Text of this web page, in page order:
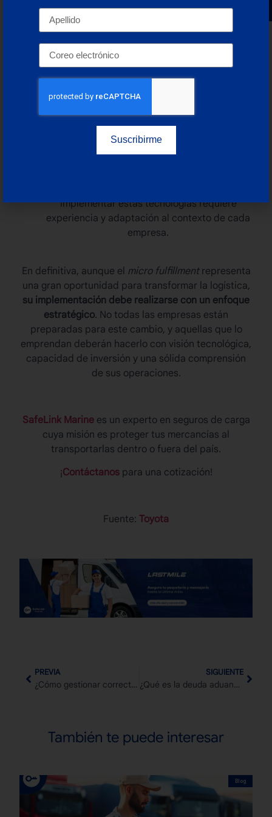
correcto para un MFC es decisivo. La
ubicación debe estar lo suficientemente cerca
del consumidor para reducir la última milla,
pero también debe ser accesible, rentable y
su efectividad con el tiempo.
Necesidad de automatización adecuada.
, transportadores, software WMS e
implementar estas tecnologías requiere
experiencia y adaptación al contexto de cada
empresa.
En definitiva, aunque el micro fulfillmentrepresenta
una gran oportunidad para transformar la logística,
su implementación debe realizarse con un enfoque
estratégico. No todas las empresas están
preparadas para este cambio, y aquellas que lo
emprendan deberán hacerlo con visión tecnológica,
capacidad de inversión y una sólida comprensión
de sus operaciones.
SafeLink Marinees un experto en seguros de carga
cuya misión es proteger tus mercancías al
transportarlas dentro o fuera del país.
¡Contáctanospara una cotización!
Fuente: Toyota
PREVIA
¿Cómo gestionar correctamente tus inventarios en tránsito para evitar pérdidas logísticas?
SIGUIENTE
¿Qué es la deuda aduanera y cómo afecta tus operaciones de comercio exterior?
También te puede interesar
Blog
Suscribirme